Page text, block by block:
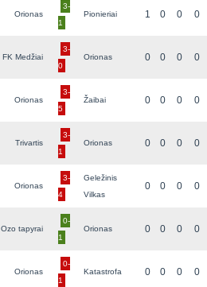
Orionas
3-
1
Pionieriai 1 0 0 0
FK Medžiai
3-
0
Orionas 0 0 0 0
Orionas
3-
5
Žaibai 0 0 0 0
Trivartis
3-
1
Orionas 0 0 0 0
Orionas
3-
4
Geležinis
Vilkas
0 0 0 0
Ozo tapyrai
0-
1
Orionas 0 0 0 0
Orionas
0-
1
Katastrofa 0 0 0 0